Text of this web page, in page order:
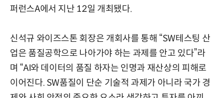
퍼런스A에서 지난 12일 개최됐다.
신석규 와이즈스톤 회장은 개회사를 통해 “SW테스팅 산
업은 품질공학으로 나아가야 하는 과제를 안고 있다”라
며 “AI와 데이터의 품질 하자는 인명과 재산상의 피해로
이어진다. SW품질이 단순 기술적 과제가 아니라 국가 경